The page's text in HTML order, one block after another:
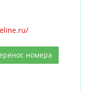
номера